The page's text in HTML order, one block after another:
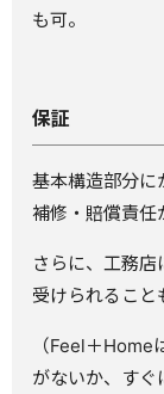
も可。
保証
基本構造部分に
補修・賠償責任
さらに、工務
受けられること
（Feel＋
がないか、すぐ